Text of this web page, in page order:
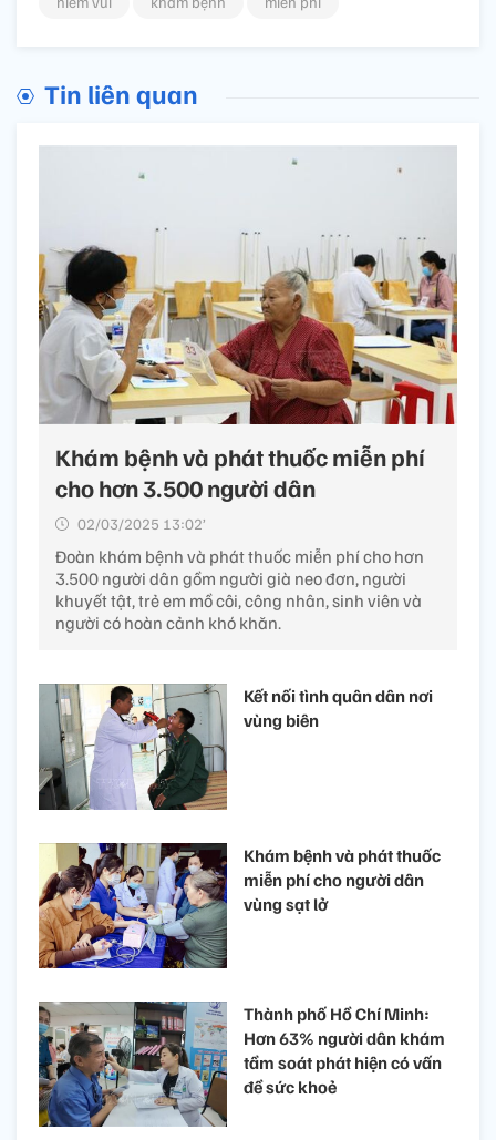
Tin liên quan
Khám bệnh và phát thuốc miễn phí
cho hơn 3.500 người dân
02/03/2025 13:02’
Đoàn khám bệnh và phát thuốc miễn phí cho hơn
3.500 người dân gồm người già neo đơn, người
khuyết tật, trẻ em mồ côi, công nhân, sinh viên và
người có hoàn cảnh khó khăn.
Kết nối tình quân dân nơi
vùng biên
Khám bệnh và phát thuốc
miễn phí cho người dân
vùng sạt lở
Thành phố Hồ Chí Minh:
Hơn 63% người dân khám
tầm soát phát hiện có vấn
đề sức khoẻ